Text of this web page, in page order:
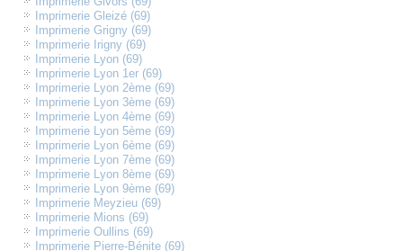
Imprimerie Gleizé (69)
Imprimerie Grigny (69)
Imprimerie Irigny (69)
Imprimerie Lyon (69)
Imprimerie Lyon 1er (69)
Imprimerie Lyon 2ème (69)
Imprimerie Lyon 3ème (69)
Imprimerie Lyon 4ème (69)
Imprimerie Lyon 5ème (69)
Imprimerie Lyon 6ème (69)
Imprimerie Lyon 7ème (69)
Imprimerie Lyon 8ème (69)
Imprimerie Lyon 9ème (69)
Imprimerie Meyzieu (69)
Imprimerie Mions (69)
Imprimerie Oullins (69)
Imprimerie Pierre-Bénite (69)